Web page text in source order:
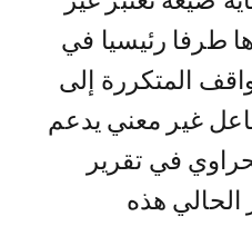
طرفا رئيسيا في
المتكررة إلى
غير معني يدعم
في تقرير
الحالي هذه